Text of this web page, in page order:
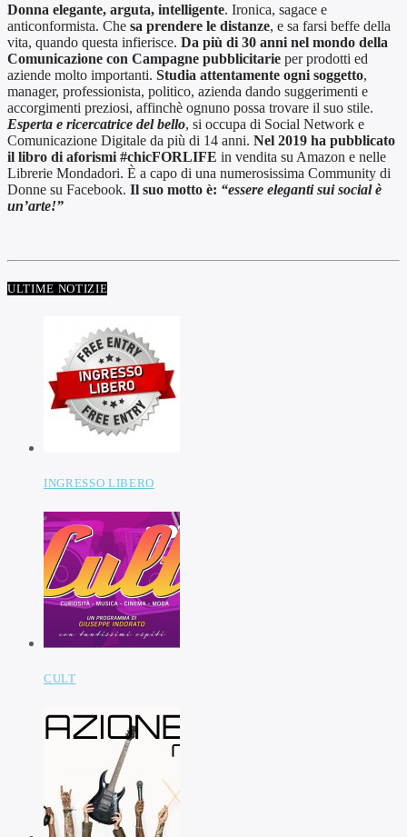
Donna elegante, arguta, intelligente. Ironica, sagace e
anticonformista. Che sa prendere le distanze, e sa farsi beffe della
vita, quando questa infierisce. Da più di 30 anni nel mondo della
Comunicazione con Campagne pubblicitarie per prodotti ed
aziende molto importanti. Studia attentamente ogni soggetto,
manager, professionista, politico, azienda dando suggerimenti e
accorgimenti preziosi, affinchè ognuno possa trovare il suo stile.
Esperta e ricercatrice del bello, si occupa di Social Network e
Comunicazione Digitale da più di 14 anni. Nel 2019 ha pubblicato
il libro di aforismi #chicFORLIFE in vendita su Amazon e nelle
Librerie Mondadori. È a capo di una numerosissima Community di
Donne su Facebook. Il suo motto è: “essere eleganti sui social è
un’arte!”
ULTIME NOTIZIE
INGRESSO LIBERO
CULT